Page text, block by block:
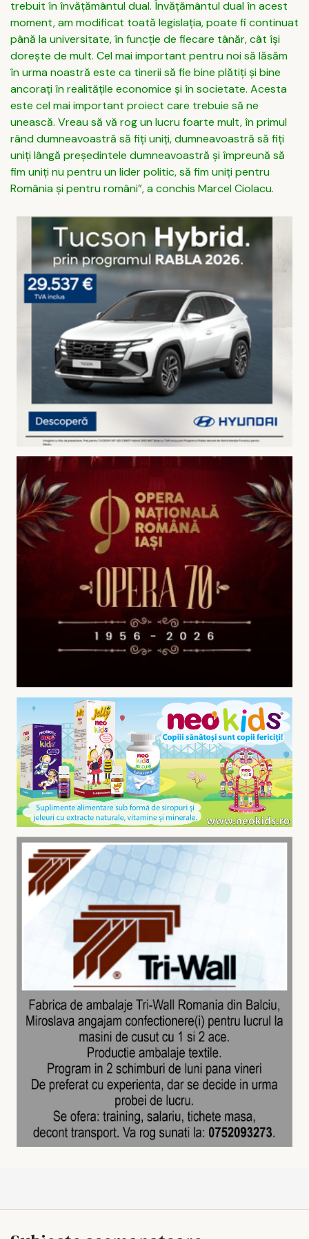
trebuit în învăţământul dual. Învăţământul dual în acest
moment, am modificat toată legislaţia, poate fi continuat
până la universitate, în funcţie de fiecare tânăr, cât îşi
doreşte de mult. Cel mai important pentru noi să lăsăm
în urma noastră este ca tinerii să fie bine plătiţi şi bine
ancoraţi în realităţile economice şi în societate. Acesta
este cel mai important proiect care trebuie să ne
unească. Vreau să vă rog un lucru foarte mult, în primul
rând dumneavoastră să fiţi uniţi, dumneavoastră să fiţi
uniţi lângă preşedintele dumneavoastră şi împreună să
fim uniţi nu pentru un lider politic, să fim uniţi pentru
România şi pentru români”, a conchis Marcel Ciolacu.